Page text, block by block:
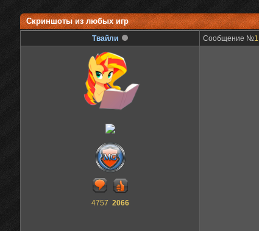
Скриншоты из любых игр
Твайли Сообщение №1
4757 2066